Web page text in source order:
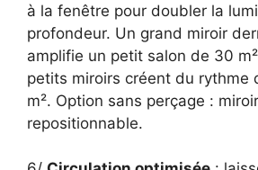
à la fenêtre pour doubler la
profondeur. Un grand miroir
amplifie un petit salon de 30
petits miroirs créent du rythme
m². Option sans perçage :
repositionnable.